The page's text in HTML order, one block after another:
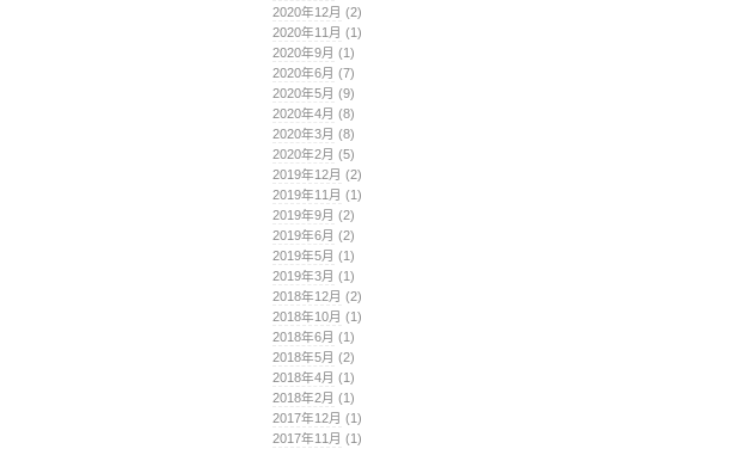
2020年12月 (2)
2020年11月 (1)
2020年9月 (1)
2020年6月 (7)
2020年5月 (9)
2020年4月 (8)
2020年3月 (8)
2020年2月 (5)
2019年12月 (2)
2019年11月 (1)
2019年9月 (2)
2019年6月 (2)
2019年5月 (1)
2019年3月 (1)
2018年12月 (2)
2018年10月 (1)
2018年6月 (1)
2018年5月 (2)
2018年4月 (1)
2018年2月 (1)
2017年12月 (1)
2017年11月 (1)